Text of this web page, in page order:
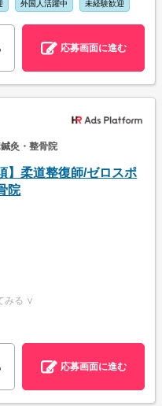
外国人活躍中 未経験歓迎
応募画面に進む
灸・整骨院
】柔道整復師/ゼロスポ
院
みる ∨
応募画面に進む